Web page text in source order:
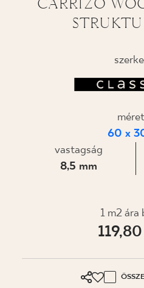
HOL LEHET
AZ ÉN
60 x
vastagság
8,5 mm
1 m2